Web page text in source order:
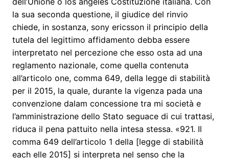
la sua seconda questione, il giudice del rinvio
chiede, in sostanza, sony ericsson il principio della
tutela del legittimo affidamento debba essere
interpretato nel percezione che esso osta ad una
reglamento nazionale, come quella contenuta
all’articolo one, comma 649, della legge di stabilità
per il 2015, la quale, durante la vigenza pada una
convenzione dalam concessione tra mi società e
l’amministrazione dello Stato seguace di cui trattasi,
riduca il pena pattuito nella intesa stessa. «921. Il
comma 649 dell’articolo 1 della [legge di stabilità
each elle 2015] si interpreta nel senso che la